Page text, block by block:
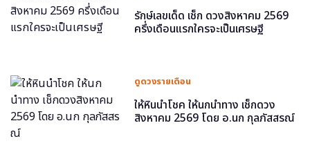
รักษ์เลขเด็ด เช็ก ดวงสิงหาคม 2569
ครึ่งเดือนแรกใครจะเป็นเศรษฐี
ดูดวงรายเดือน
ให้หินนำโชค ให้นกนำทาง เช็กดวง
สิงหาคม 2569 โดย อ.นก กุลภัสสรณ์